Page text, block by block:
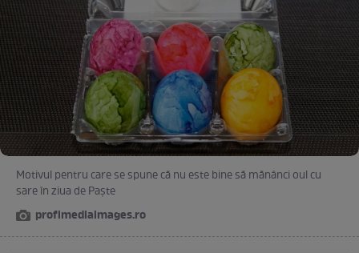
Motivul pentru care se spune că nu este bine să mănânci oul cu
sare în ziua de Paște
profimediaimages.ro